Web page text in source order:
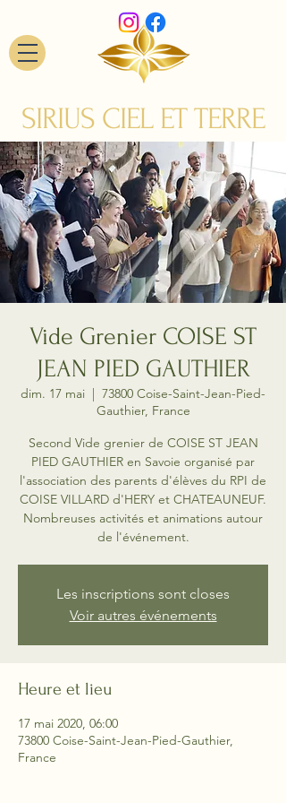
SIRIUS CIEL ET TERRE
Vide Grenier COISE ST
JEAN PIED GAUTHIER
dim. 17 mai
  |
73800 Coise-Saint-Jean-Pied-
Gauthier, France
Second Vide grenier de COISE ST JEAN
PIED GAUTHIER en Savoie organisé par
l'association des parents d'élèves du RPI de
COISE VILLARD d'HERY et CHATEAUNEUF.
Nombreuses activités et animations autour
de l'événement.
Les inscriptions sont closes
Voir autres événements
Heure et lieu
17 mai 2020, 06:00
73800 Coise-Saint-Jean-Pied-Gauthier,
France